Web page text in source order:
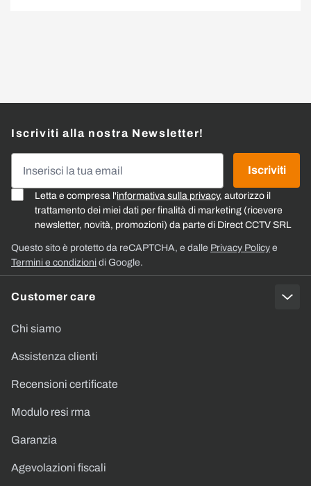
Customer care
Chi siamo
Assistenza clienti
Recensioni certificate
Modulo resi rma
Garanzia
Agevolazioni fiscali
Iscriviti alla nostra Newsletter!
Letta e compresa l'informativa sulla privacy, autorizzo il
trattamento dei miei dati per finalità di marketing (ricevere
newsletter, novità, promozioni) da parte di Direct CCTV SRL
Iscriviti
Questo sito è protetto da reCAPTCHA, e dalle Privacy Policy e
Termini e condizioni di Google.